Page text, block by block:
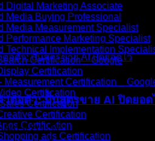
Digital Marketing Associate
Media Buying Professional
Media Measurement Specialist
Performance Marketing Specialist
Technical Implementation
Certification _ Google
Certification
Measurement Certification _
Certification
Certification
Certification
Certification
ads Certification
ต่อตัว: ปั้นสูตรขาย AI ปิดยอด
ด้แปลว่าจะซื้อ แต่คนที่คุยกับคุณแบ